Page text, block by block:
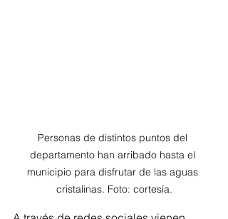
Personas de distintos puntos del
departamento han arribado hasta el
municipio para disfrutar de las aguas
cristalinas. Foto: cortesía.